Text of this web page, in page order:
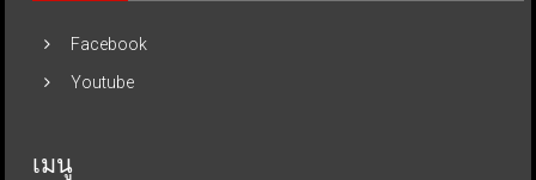
Facebook
Youtube
เมนู